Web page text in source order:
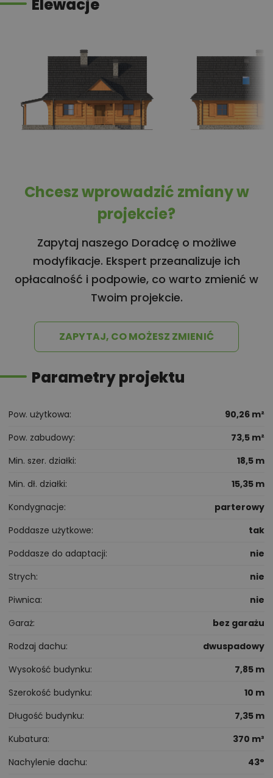
Elewacje
Chcesz wprowadzić zmiany w
projekcie?
Zapytaj naszego Doradcę o możliwe
modyfikacje. Ekspert przeanalizuje ich
opłacalność i podpowie, co warto zmienić w
Twoim projekcie.
ZAPYTAJ, CO MOŻESZ ZMIENIĆ
Parametry projektu
Pow. użytkowa
90,26 m²
Pow. zabudowy
73,5 m²
Min. szer. działki
18,5 m
Min. dł. działki
15,35 m
Kondygnacje
parterowy
Poddasze użytkowe
tak
Poddasze do adaptacji
nie
Strych
nie
Piwnica
nie
Garaż
bez garażu
Rodzaj dachu
dwuspadowy
Wysokość budynku
7,85 m
Szerokość budynku
10 m
Długość budynku
7,35 m
Kubatura
370 m³
Nachylenie dachu
43°